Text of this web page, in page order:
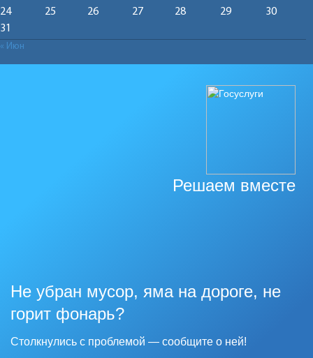
24
25 26 27 28 29
30
31
« Июн
Решаем вместе
Не убран мусор, яма на дороге, не
горит фонарь?
Столкнулись с проблемой — сообщите о ней!